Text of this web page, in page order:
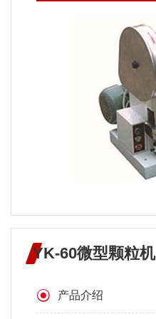
YK-60微型颗粒机
产品介绍